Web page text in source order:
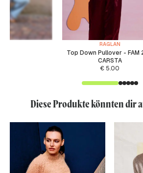
RAGLAN
Top Down Pullover - FAM
CARSTA
€ 5.00
Diese Produkte könnten dir